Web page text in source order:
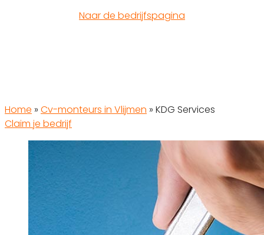
Naar de bedrijfspagina
Home » Cv-monteurs in Vlijmen » KDG Services
Claim je bedrijf